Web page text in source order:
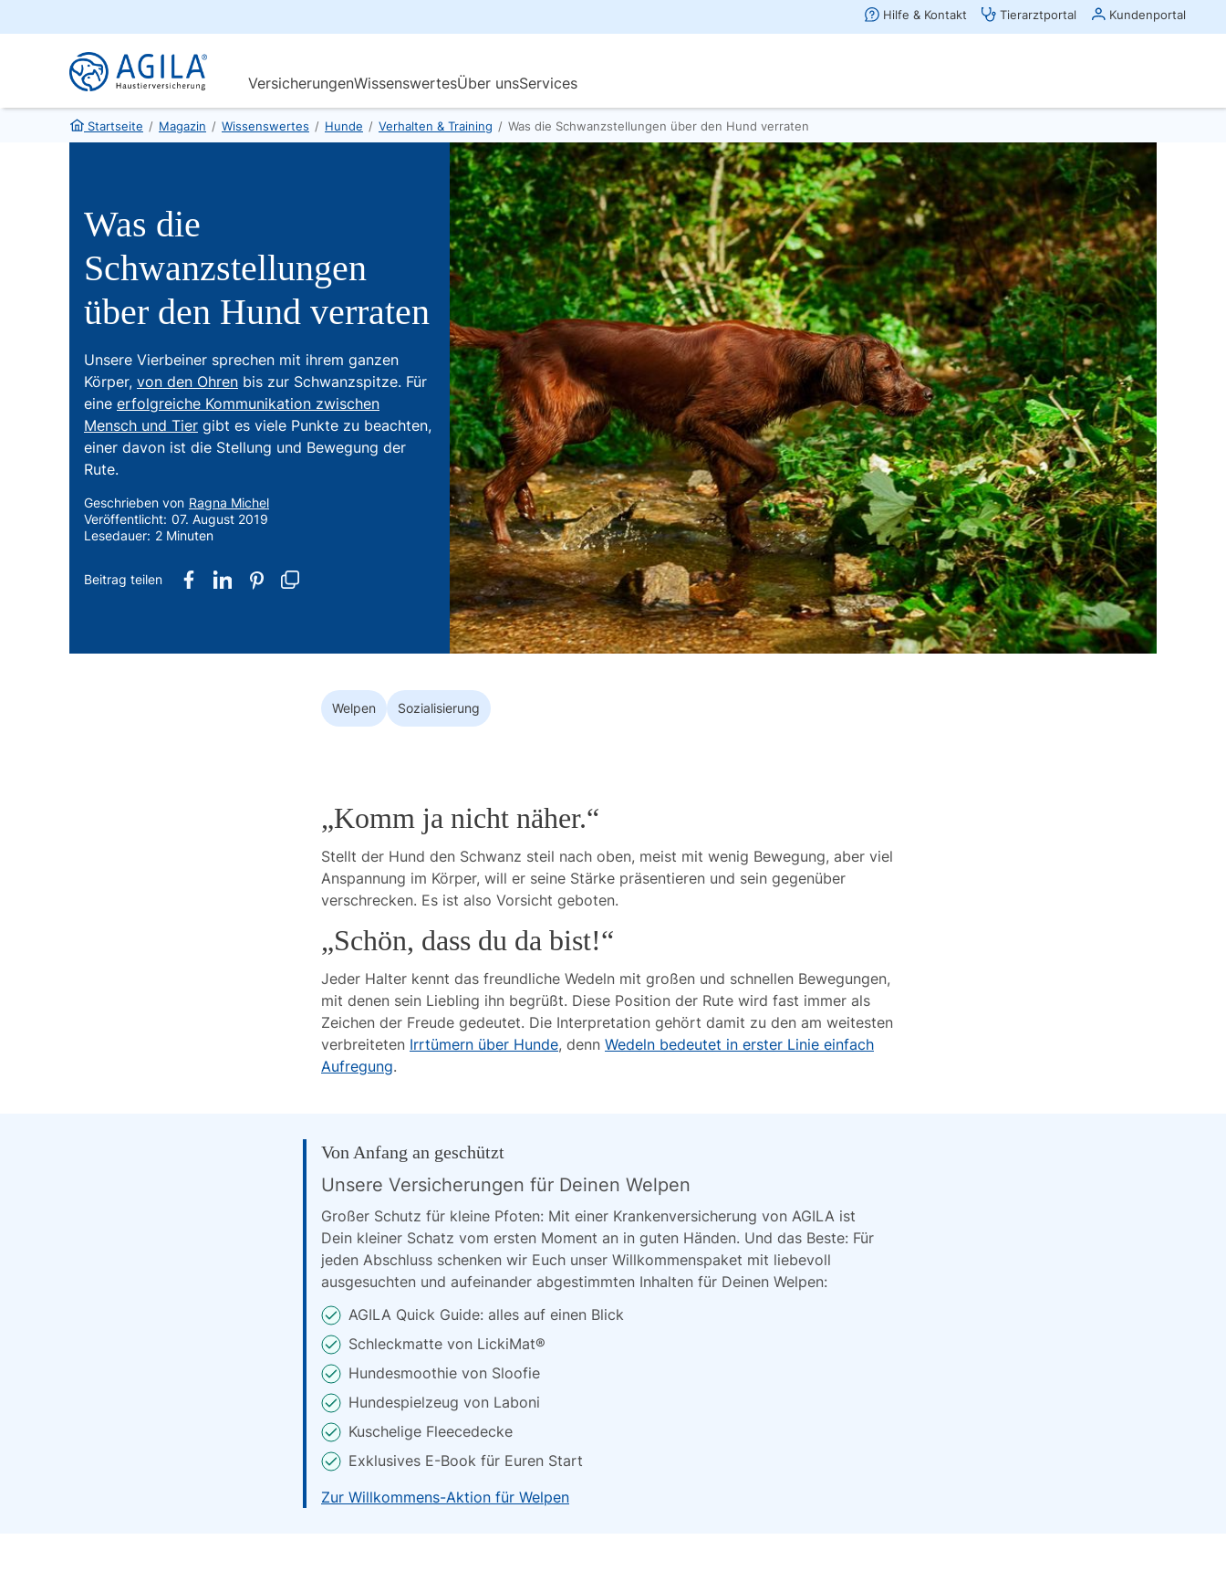
Startseite / Magazin / Wissenswertes / Hunde / Verhalten & Training / Was die Schwanzstellungen über den Hund verraten
Was die
Schwanzstellungen
über den Hund verraten
Unsere Vierbeiner sprechen mit ihrem ganzen
Körper, von den Ohren bis zur Schwanzspitze. Für
eine erfolgreiche Kommunikation zwischen
Mensch und Tier gibt es viele Punkte zu beachten,
einer davon ist die Stellung und Bewegung der
Rute.
Geschrieben von Ragna Michel
Veröffentlicht: 07. August 2019
Lesedauer: 2 Minuten
Welpen Sozialisierung
„Komm ja nicht näher.“
Stellt der Hund den Schwanz steil nach oben, meist mit wenig Bewegung, aber viel
Anspannung im Körper, will er seine Stärke präsentieren und sein gegenüber
verschrecken. Es ist also Vorsicht geboten.
„Schön, dass du da bist!“
Jeder Halter kennt das freundliche Wedeln mit großen und schnellen Bewegungen,
mit denen sein Liebling ihn begrüßt. Diese Position der Rute wird fast immer als
Zeichen der Freude gedeutet. Die Interpretation gehört damit zu den am weitesten
verbreiteten Irrtümern über Hunde, denn Wedeln bedeutet in erster Linie einfach
Aufregung.
Von Anfang an geschützt
Unsere Versicherungen für Deinen Welpen
Großer Schutz für kleine Pfoten: Mit einer Krankenversicherung von AGILA ist
Dein kleiner Schatz vom ersten Moment an in guten Händen. Und das Beste: Für
jeden Abschluss schenken wir Euch unser Willkommenspaket mit liebevoll
ausgesuchten und aufeinander abgestimmten Inhalten für Deinen Welpen:
AGILA Quick Guide: alles auf einen Blick
Schleckmatte von LickiMat®
Hundesmoothie von Sloofie
Hundespielzeug von Laboni
Kuschelige Fleecedecke
Exklusives E-Book für Euren Start
Zur Willkommens-Aktion für Welpen